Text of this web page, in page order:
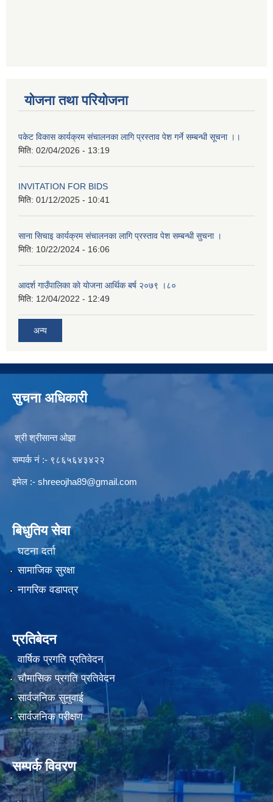
योजना तथा परियोजना
पकेट विकास कार्यक्रम संचालनका लागि प्रस्ताव पेश गर्ने सम्बन्धी सूचना ।।
मिति: 02/04/2026 - 13:19
INVITATION FOR BIDS
मिति: 01/12/2025 - 10:41
साना सिचाइ कार्यक्रम संचालनका लागि प्रस्ताव पेश सम्बन्धी सुचना ।
मिति: 10/22/2024 - 16:06
आदर्श गाउँपालिका काे याेजना आर्थिक बर्ष २०७९ ।८०
मिति: 12/04/2022 - 12:49
अन्य
सुचना अधिकारी
श्री श्रीसान्त ओझा
सम्पर्क नं :- ९८६५६४३४२२
इमेल :- shreeojha89@gmail.com
बिधुतिय सेवा
घटना दर्ता
सामाजिक सुरक्षा
नागरिक वडापत्र
प्रतिबेदन
वार्षिक प्रगति प्रतिवेदन
चौमासिक प्रगति प्रतिवेदन
सार्वजनिक सुनुवाई
सार्वजनिक परीक्षण
सम्पर्क विवरण